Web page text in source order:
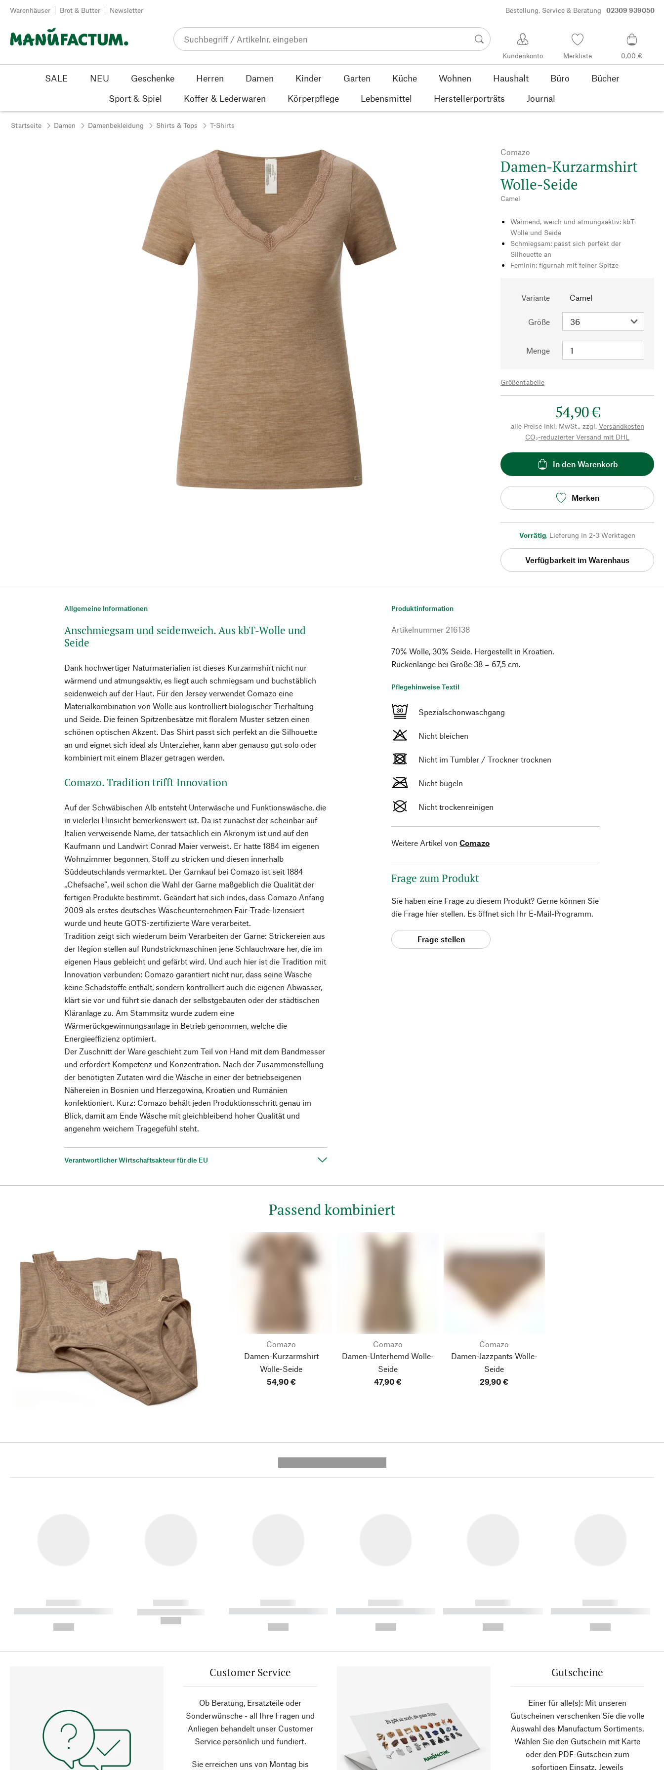
Zum Inhalt springen
Warenhäuser Brot & Butter Newsletter Bestellung, Service & Beratung 02309 939050
Kundenkonto Merkliste 0,00 €
SALE NEU Geschenke Herren Damen Kinder Garten Küche Wohnen Haushalt Büro
Bücher
Sport & Spiel
Koffer & Lederwaren Körperpflege Lebensmittel Herstellerporträts Journal
Startseite Damen Damenbekleidung Shirts & Tops T-Shirts
Comazo
Damen-Kurzarmshirt
Wolle-Seide
Camel
Wärmend, weich und atmungsaktiv: kbT-
Wolle und Seide
Schmiegsam: passt sich perfekt der
Silhouette an
Feminin: figurnah mit feiner Spitze
Variante Camel
Größe
Menge
Größentabelle
54,90 €
alle Preise inkl. MwSt., zzgl. Versandkosten
CO₂-reduzierter Versand mit DHL
In den Warenkorb
Merken
Vorrätig, Lieferung in 2-3 Werktagen
Verfügbarkeit im Warenhaus
Allgemeine Informationen
Anschmiegsam und seidenweich. Aus kbT-Wolle und
Seide
Dank hochwertiger Naturmaterialien ist dieses Kurzarmshirt nicht nur
wärmend und atmungsaktiv, es liegt auch schmiegsam und buchstäblich
seidenweich auf der Haut. Für den Jersey verwendet Comazo eine
Materialkombination von Wolle aus kontrolliert biologischer Tierhaltung
und Seide. Die feinen Spitzenbesätze mit floralem Muster setzen einen
schönen optischen Akzent. Das Shirt passt sich perfekt an die Silhouette
an und eignet sich ideal als Unterzieher, kann aber genauso gut solo oder
kombiniert mit einem Blazer getragen werden.
Comazo. Tradition trifft Innovation
Auf der Schwäbischen Alb entsteht Unterwäsche und Funktionswäsche, die
in vielerlei Hinsicht bemerkenswert ist. Da ist zunächst der scheinbar auf
Italien verweisende Name, der tatsächlich ein Akronym ist und auf den
Kaufmann und Landwirt Conrad Maier verweist. Er hatte 1884 im eigenen
Wohnzimmer begonnen, Stoff zu stricken und diesen innerhalb
Süddeutschlands vermarktet. Der Garnkauf bei Comazo ist seit 1884
„Chefsache“, weil schon die Wahl der Garne maßgeblich die Qualität der
fertigen Produkte bestimmt. Geändert hat sich indes, dass Comazo Anfang
2009 als erstes deutsches Wäscheunternehmen Fair-Trade-lizensiert
wurde und heute GOTS-zertifizierte Ware verarbeitet.
Tradition zeigt sich wiederum beim Verarbeiten der Garne: Strickereien aus
der Region stellen auf Rundstrickmaschinen jene Schlauchware her, die im
eigenen Haus gebleicht und gefärbt wird. Und auch hier ist die Tradition mit
Innovation verbunden: Comazo garantiert nicht nur, dass seine Wäsche
keine Schadstoffe enthält, sondern kontrolliert auch die eigenen Abwässer,
klärt sie vor und führt sie danach der selbstgebauten oder der städtischen
Kläranlage zu. Am Stammsitz wurde zudem eine
Wärmerückgewinnungsanlage in Betrieb genommen, welche die
Energieeffizienz optimiert.
Der Zuschnitt der Ware geschieht zum Teil von Hand mit dem Bandmesser
und erfordert Kompetenz und Konzentration. Nach der Zusammenstellung
der benötigten Zutaten wird die Wäsche in einer der betriebseigenen
Nähereien in Bosnien und Herzegowina, Kroatien und Rumänien
konfektioniert. Kurz: Comazo behält jeden Produktionsschritt genau im
Blick, damit am Ende Wäsche mit gleichbleibend hoher Qualität und
angenehm weichem Tragegefühl steht.
Verantwortlicher Wirtschaftsakteur für die EU
Produktinformation
Artikelnummer 216138
70% Wolle, 30% Seide. Hergestellt in Kroatien.
Rückenlänge bei Größe 38 = 67,5 cm.
Pflegehinweise Textil
Spezialschonwaschgang
Nicht bleichen
Nicht im Tumbler / Trockner trocknen
Nicht bügeln
Nicht trockenreinigen
Weitere Artikel von Comazo
Frage zum Produkt
Sie haben eine Frage zu diesem Produkt? Gerne können Sie
die Frage hier stellen. Es öffnet sich Ihr E-Mail-Programm.
Frage stellen
Passend kombiniert
Comazo
Damen-Kurzarmshirt
Wolle-Seide
54,90 €
Comazo
Damen-Unterhemd Wolle-
Seide
47,90 €
Comazo
Damen-Jazzpants Wolle-
Seide
29,90 €
------------
----------- ----------- ----------
------------
----------- -----------
------------
----------- ----------- ----------
------------
----------- ----------- ----------
------------
----------- ----------- ----------
------------
----------- ----------- ----------
Customer Service
Ob Beratung, Ersatzteile oder
Sonderwünsche - all Ihre Fragen und
Anliegen behandelt unser Customer
Service persönlich und fundiert.
Sie erreichen uns von Montag bis
Gutscheine
Einer für alle(s): Mit unseren
Gutscheinen verschenken Sie die volle
Auswahl des Manufactum Sortiments.
Wählen Sie den Gutschein mit Karte
oder den PDF-Gutschein zum
sofortigen Einsatz. Jeweils